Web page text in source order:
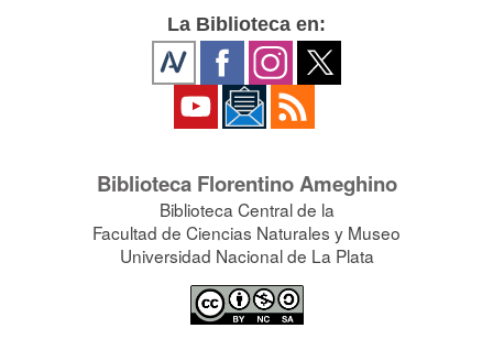
La Biblioteca en:
Biblioteca Florentino Ameghino
Biblioteca Central de la
Facultad de Ciencias Naturales y Museo
Universidad Nacional de La Plata